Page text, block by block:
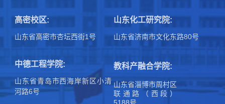
高密校区:
山东省高密市杏坛西街1号
山东化工研究院:
山东省济南市文化东路80号
中德工程学院:
山东省青岛市西海岸新区小清
河路6号
教科产融合学院:
山东省淄博市周村区
联通路（西段）
5188号